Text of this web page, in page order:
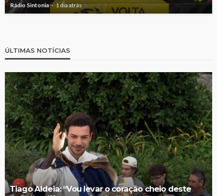
Rádio Sintonia 1 dia atrás
ÚLTIMAS NOTÍCIAS
Tiago Aldeia: “Vou levar o coração cheio deste